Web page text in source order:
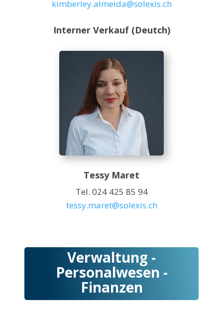
kimberley.almeida@solexis.ch
Interner Verkauf (Deutch)
Tessy Maret
Tel. 024 425 85 94
tessy.maret@solexis.ch
Verwaltung -
Personalwesen -
Finanzen